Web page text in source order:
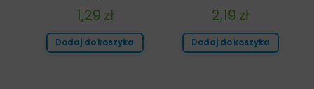
2,19 zł
Dodaj do koszyka
1,29 zł
Dodaj do koszyka